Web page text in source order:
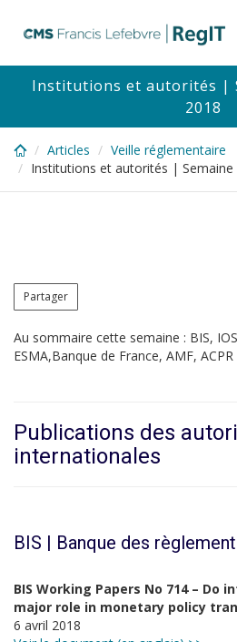
content
Institutions et autorités |
2018
Articles
Veille réglementaire
Institutions et autorités | Semaine
Partager
Au sommaire cette semaine : BIS,
ESMA,Banque de France, AMF, ACPR
Publications des
internationales
BIS | Banque des
BIS Working Papers No 714 – Do
major role in monetary policy
6 avril 2018